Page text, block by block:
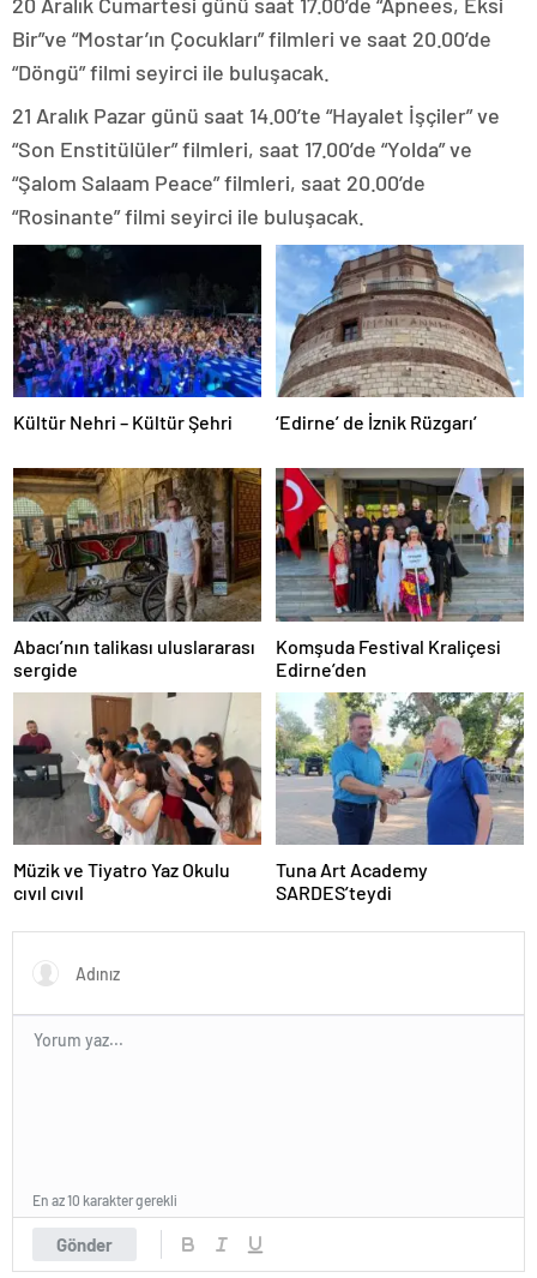
Bir”ve “Mostar’ın Çocukları” filmleri ve saat 20.00’de
“Döngü” filmi seyirci ile buluşacak.
21 Aralık Pazar günü saat 14.00’te “Hayalet İşçiler” ve
“Son Enstitülüler” filmleri, saat 17.00’de “Yolda” ve
“Şalom Salaam Peace” filmleri, saat 20.00’de
“Rosinante” filmi seyirci ile buluşacak.
Kültür Nehri – Kültür Şehri ‘Edirne’ de İznik Rüzgarı’
Abacı’nın talikası uluslararası
sergide
Komşuda Festival Kraliçesi
Edirne’den
Müzik ve Tiyatro Yaz Okulu
cıvıl cıvıl
Tuna Art Academy
SARDES’teydi
Gönder
En az 10 karakter gerekli